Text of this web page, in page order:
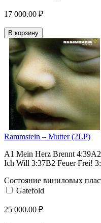
17 000.00 ₽
В корзину
Rammstein – Mutter (2LP)
A1 Mein Herz Brennt
Ich Will 3:37B2 Feuer Frei!
Состояние виниловых
Gatefold
25 000.00 ₽